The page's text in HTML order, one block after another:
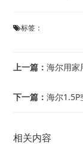
标签：
上一篇：海尔用家用
下一篇：海尔1.5P空调
相关内容